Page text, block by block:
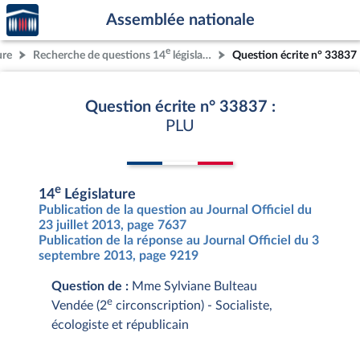
Aller au contenu
Aller en bas de la page
Accèder
à la
page
d'accueil
Assemblée nationale
Recherche de questions 14e législature Question écrite n° 33837
Question écrite n° 33837 :
PLU
14e Législature
Publication de la question au Journal Officiel du
23 juillet 2013, page 7637
Publication de la réponse au Journal Officiel du 3
septembre 2013, page 9219
Question de : Mme Sylviane Bulteau
Vendée (2e circonscription) - Socialiste,
écologiste et républicain